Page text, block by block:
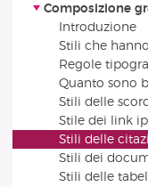
Composizione
Introduzione
Stili che
Regole
Quanto sono
Stili delle
Stile dei link
Stili delle
Stili dei
Stili delle